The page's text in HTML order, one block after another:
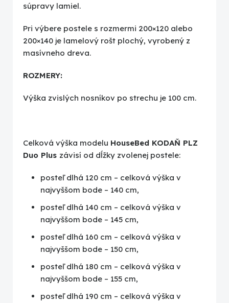
súpravy lamiel.
Pri výbere postele s rozmermi 200×120 alebo
200×140 je lamelový rošt plochý, vyrobený z
masívneho dreva.
ROZMERY:
Výška zvislých nosníkov po strechu je 100 cm.
Celková výška modelu HouseBed KODAŇ PLZ
Duo Plus závisí od dĺžky zvolenej postele:
posteľ dlhá 120 cm – celková výška v
najvyššom bode – 140 cm,
posteľ dlhá 140 cm – celková výška v
najvyššom bode – 145 cm,
posteľ dlhá 160 cm – celková výška v
najvyššom bode – 150 cm,
posteľ dlhá 180 cm – celková výška v
najvyššom bode – 155 cm,
posteľ dlhá 190 cm – celková výška v